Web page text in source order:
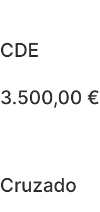
CDE
3.500,00 €
Cruzado